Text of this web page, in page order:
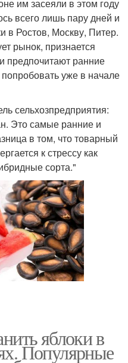
им засеяли в этом году
всего лишь пару дней и
в Ростов, Москву, Питер.
рынок, признается
предпочитают ранние
уже в начале
сельхозпредприятия:
Это самые ранние и
в том, что товарный
к стрессу как
сорта."
яблоки в
Популярные